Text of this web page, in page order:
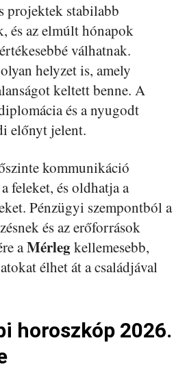
projektek stabilabb
és az elmúlt hónapok
válhatnak.
helyzet is, amely
keltett benne. A
és a nyugodt
előnyt jelent.
kommunikáció
feleket, és oldhatja a
Pénzügyi szempontból a
és az erőforrások
aMérlegkellemesebb,
élhet át a családjával
horoszkóp 2026.